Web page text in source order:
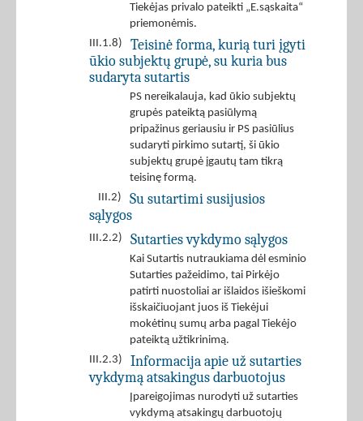
Tiekėjas privalo pateikti „E.sąskaita“
priemonėmis.
III.1.8)
Teisinė forma, kurią turi įgyti
ūkio subjektų grupė, su kuria bus
sudaryta sutartis
PS nereikalauja, kad ūkio subjektų
grupės pateiktą pasiūlymą
pripažinus geriausiu ir PS pasiūlius
sudaryti pirkimo sutartį, ši ūkio
subjektų grupė įgautų tam tikrą
teisinę formą.
III.2)
Su sutartimi susijusios
sąlygos
III.2.2) Sutarties vykdymo sąlygos
Kai Sutartis nutraukiama dėl esminio
Sutarties pažeidimo, tai Pirkėjo
patirti nuostoliai ar išlaidos išieškomi
išskaičiuojant juos iš Tiekėjui
mokėtinų sumų arba pagal Tiekėjo
pateiktą užtikrinimą.
III.2.3)
Informacija apie už sutarties
vykdymą atsakingus darbuotojus
Įpareigojimas nurodyti už sutarties
vykdymą atsakingų darbuotojų